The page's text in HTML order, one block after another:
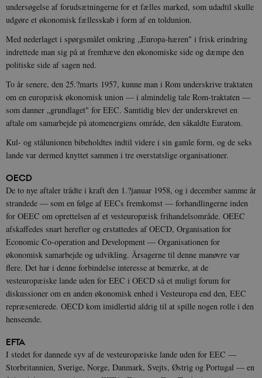
undersøgelse af forudsætningerne for et fælles marked, som udadtil skulle
udgøre et økonomisk fællesskab i form af en toldunion.
Med nederlaget i spørgsmålet omkring „Europa-hæren" i frisk erindring
indrettede man sig på at fremhæve den økonomiske side og dæmpe den
politiske side af sagen ned.
To år senere, den 25.?marts 1957, kunne man i Rom underskrive traktaten
om en europæisk økonomisk union — i almindelig tale Rom-traktaten —
som danner „grundlaget" for EEC. Samtidig blev der underskrevet en
aftale om samarbejde på atomenergiens område, den såkaldte Euratom.
Kul- og stålunionen bibeholdtes indtil videre i sin gamle form, og de seks
lande var dermed knyttet sammen i tre overstatslige organisationer.
OECD
De to nye aftaler trådte i kraft den 1.?januar 1958, og i december samme år
strandede — som en følge af EECs fremkomst — forhandlingerne inden
for OEEC om oprettelsen af et vesteuropæisk frihandelsområde. OEEC
afskaffedes snart herefter og erstattedes af OECD, Organisation for
Economic Co-operation and Development — Organisationen for
økonomisk samarbejde og udvikling. Årsagerne til denne manøvre var
flere. Det har i denne forbindelse interesse at bemærke, at de
vesteuropæiske lande uden for EEC i OECD så et muligt forum for
diskussioner om en anden økonomisk enhed i Vesteuropa end den, EEC
repræsenterede. OECD kom imidlertid aldrig til at spille nogen rolle i den
henseende.
EFTA
I stedet for dannede syv af de vesteuropæiske lande uden for EEC —
Storbritannien, Sverige, Norge, Danmark, Svejts, Østrig og Portugal — en